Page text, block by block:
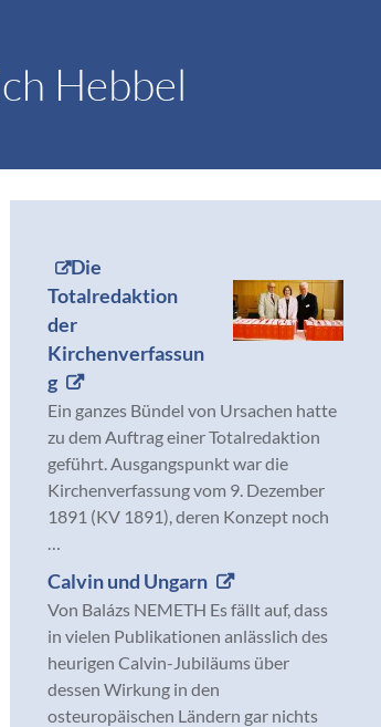
Hebbel
Die
Totalredaktion
der
Kirchenverfassun
g
Ein ganzes Bündel von Ursachen hatte
zu dem Auftrag einer Totalredaktion
geführt. Ausgangspunkt war die
Kirchenverfassung vom 9. Dezember
1891 (KV 1891), deren Konzept noch
Calvin und Ungarn
Von Balázs NEMETH Es fällt auf, dass
in vielen Publikationen anlässlich des
heurigen Calvin-Jubiläums über
dessen Wirkung in den
osteuropäischen Ländern gar nichts